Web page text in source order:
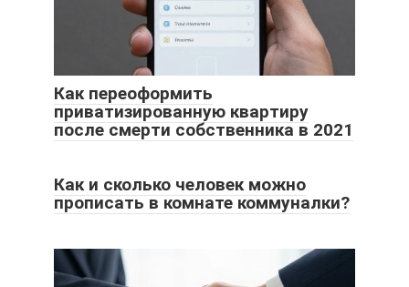
Как переоформить
приватизированную квартиру
после смерти собственника в 2021
Как и сколько человек можно
прописать в комнате коммуналки?